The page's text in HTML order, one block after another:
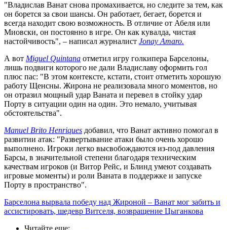
"Владислав Ванат снова промахивается, но следите за тем, как
он борется за свои шансы. Он работает, бегает, борется и
всегда находит свою возможность. В отличие от Абеля или
Миовски, он постоянно в игре. Он как кувалда, чистая
настойчивость", – написал журналист Jonay Amaro.
А вот Miguel Quintana отметил игру голкипера Барселоны,
лишь подвиги которого не дали Владиславу оформить гол
плюс пас: "В этом контексте, кстати, стоит отметить хорошую
работу Щенсны. Жирона не реализовала много моментов, но
он отразил мощный удар Ваната и перевел в стойку удар
Порту в ситуации один на один. Это немало, учитывая
обстоятельства".
Manuel Brito Henriques добавил, что Ванат активно помогал в
развитии атак: "Развертывание атаки было очень хорошо
выполнено. Игроки легко высвобождаются из-под давления
Барсы, в значительной степени благодаря техническим
качествам игроков (и Витор Рейс, и Блинд умеют создавать
игровые моменты) и роли Ваната в поддержке и запуске
Порту в пространство".
Барселона вырвала победу над Жироной – Ванат мог забить и
ассистировать, шедевр Витселя, возвращение Цыганкова